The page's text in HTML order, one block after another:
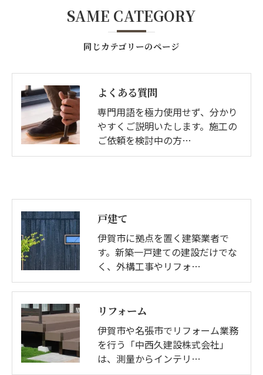
同じカテゴリーのページ
SAME CATEGORY
よくある質問
専門用語を極力使用せず、分かり
やすくご説明いたします。施工の
ご依頼を検討中の方…
戸建て
伊賀市に拠点を置く建築業者で
す。新築一戸建ての建設だけでな
く、外構工事やリフォ…
リフォーム
伊賀市や名張市でリフォーム業務
を行う「中西久建設株式会社」
は、測量からインテリ…